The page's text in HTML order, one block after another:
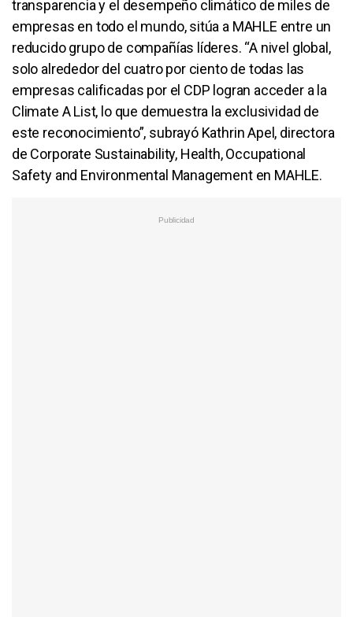
transparencia y el desempeño climático de miles de
empresas en todo el mundo, sitúa a MAHLE entre un
reducido grupo de compañías líderes. “A nivel global,
solo alrededor del cuatro por ciento de todas las
empresas calificadas por el CDP logran acceder a la
Climate A List, lo que demuestra la exclusividad de
este reconocimiento”, subrayó Kathrin Apel, directora
de Corporate Sustainability, Health, Occupational
Safety and Environmental Management en MAHLE.